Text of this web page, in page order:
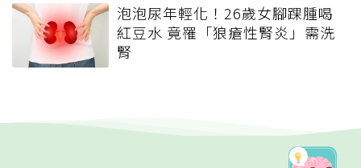
泡泡尿年輕化！26歲女腳踝腫喝
紅豆水 竟罹「狼瘡性腎炎」需洗
腎